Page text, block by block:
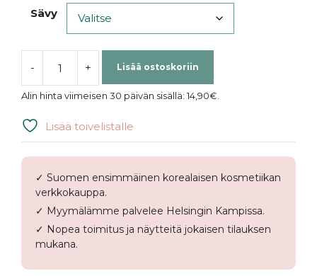
Sävy
-
Laka
|
Jelling
Nude
+ Lisää ostoskoriin
Alin hinta viimeisen 30 päivän sisällä: 14,90€.
Lisää toivelistalle
✓ Suomen ensimmäinen korealaisen kosmetiikan
verkkokauppa.
✓ Myymälämme palvelee Helsingin Kampissa.
✓ Nopea toimitus ja näytteitä jokaisen tilauksen
mukana.